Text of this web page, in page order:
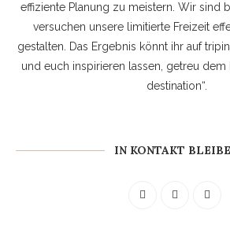
effiziente Planung zu meistern. Wir sind
versuchen unsere limitierte Freizeit
gestalten. Das Ergebnis könnt ihr auf
und euch inspirieren lassen, getreu
destination“.
IN KONTAKT